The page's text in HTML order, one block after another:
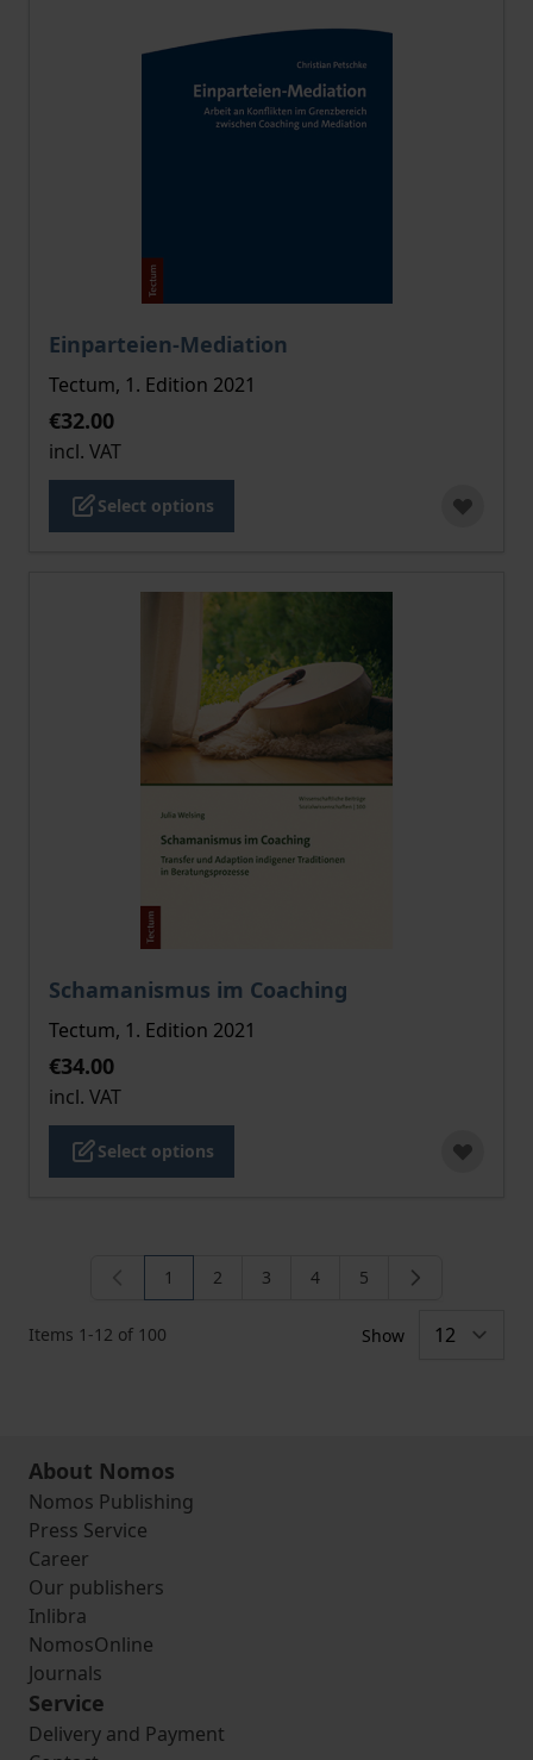
Einparteien-Mediation
The price depends on the options chosen on the
Tectum, 1. Edition 2021
€32.00
incl. VAT
Select options
Schamanismus im Coaching
The price depends on the options chosen on the
Tectum, 1. Edition 2021
€34.00
incl. VAT
Select options
Items 1 -12 of 100
You're currently reading page
1 Page
2 Page
3 Page
4 Page
5
Show
About Nomos
Nomos Publishing
Press Service
Career
Our publishers
Inlibra
NomosOnline
Journals
Service
Delivery and Payment